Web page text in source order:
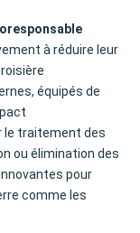
à réduire leur
équipés de
le traitement des
ou élimination des
pour
comme les